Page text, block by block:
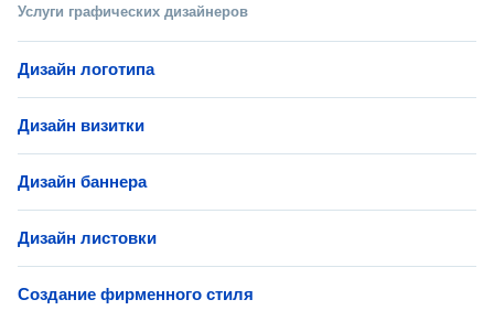
Услуги графических дизайнеров
Дизайн логотипа
Дизайн визитки
Дизайн баннера
Дизайн листовки
Создание фирменного стиля